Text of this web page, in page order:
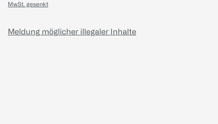
MwSt. gesenkt
Meldung möglicher illegaler Inhalte